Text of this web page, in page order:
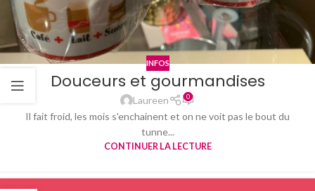
INFOS
Douceurs et gourmandises
Laureen 0
Il fait froid, les mois s'enchainent et on ne voit pas le bout du
tunne...
CONTINUER LA LECTURE